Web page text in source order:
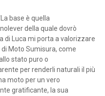
base è quella
della quale dovrò
di Luca mi porta a valorizzare
Moto Sumisura, come
stato puro o
per renderli naturali il più
moto per un vero
gratificante, la sua